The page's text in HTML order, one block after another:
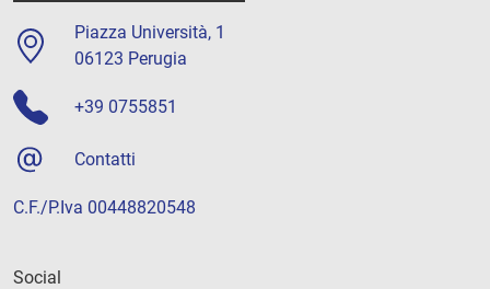
Piazza Università, 1
06123 Perugia
+39 0755851
Contatti
C.F./P.Iva 00448820548
Social